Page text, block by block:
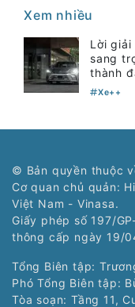
Xem nhiều
Lời giải
sang
thành
Xe++
© Bản quyền thuộc
Cơ quan chủ quản:
Việt Nam - Vinasa.
Giấy phép số 197/
thông cấp ngày 19/
Tổng Biên tập:
Phó Tổng Biên tập:
Tòa soạn: Tầng 11,